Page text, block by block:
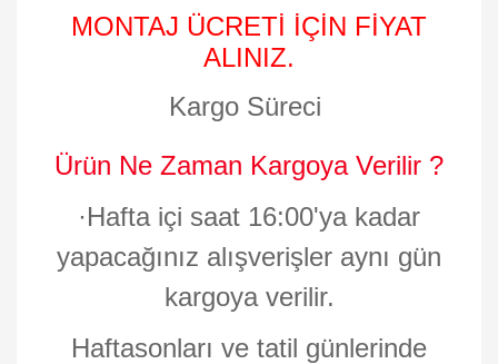
MONTAJ ÜCRETİ İÇİN FİYAT
ALINIZ.
Kargo Süreci
Ürün Ne Zaman Kargoya Verilir ?
·Hafta içi saat 16:00'ya kadar
yapacağınız alışverişler aynı gün
kargoya verilir.
Haftasonları ve tatil günlerinde